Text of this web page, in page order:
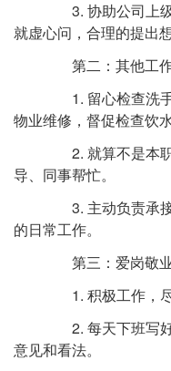
3. 协助公司上级
就虚心问，合理的提出想
第二：其他工
1. 留心检查洗手
物业维修，督促检查饮水
2. 就算不是本职
导、同事帮忙。
3. 主动负责承接
的日常工作。
第三：爱岗敬
1. 积极工作，尽
2. 每天下班写好
意见和看法。